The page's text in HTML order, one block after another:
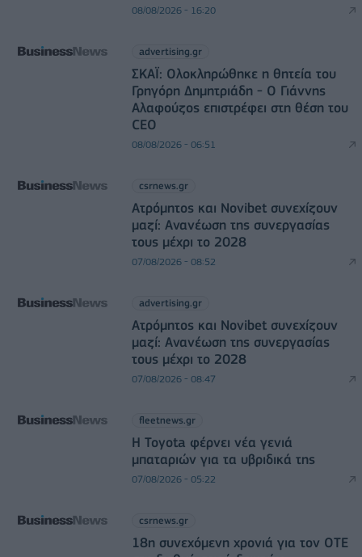
08/08/2026 - 16:20
advertising.gr
ΣΚΑΪ: Ολοκληρώθηκε η θητεία του
Γρηγόρη Δημητριάδη - Ο Γιάννης
Αλαφούζος επιστρέφει στη θέση του
CEO
08/08/2026 - 06:51
csrnews.gr
Ατρόμητος και Novibet συνεχίζουν
μαζί: Ανανέωση της συνεργασίας
τους μέχρι το 2028
07/08/2026 - 08:52
advertising.gr
Ατρόμητος και Novibet συνεχίζουν
μαζί: Ανανέωση της συνεργασίας
τους μέχρι το 2028
07/08/2026 - 08:47
fleetnews.gr
Η Toyota φέρνει νέα γενιά
μπαταριών για τα υβριδικά της
07/08/2026 - 05:22
csrnews.gr
18η συνεχόμενη χρονιά για τον ΟΤΕ